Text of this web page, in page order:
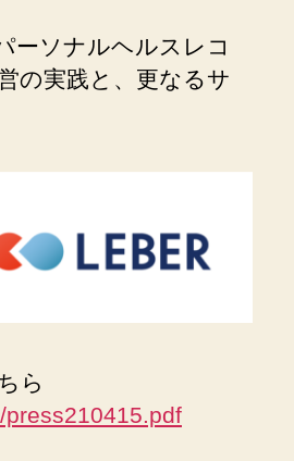
ーソナルヘルスレコ
の実践と、更なるサ
ら